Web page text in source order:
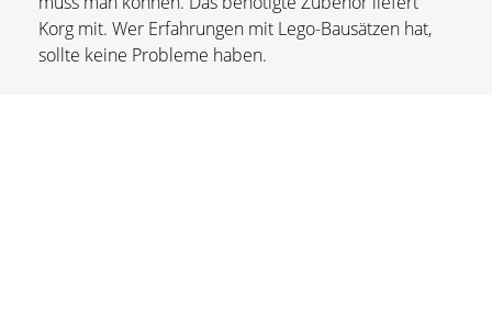
Korg mit. Wer Erfahrungen mit Lego-Bausätzen hat,
sollte keine Probleme haben.